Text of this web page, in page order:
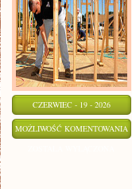
CZERWIEC - 19 - 2026
MOŻLIWOŚĆ KOMENTOWANIA